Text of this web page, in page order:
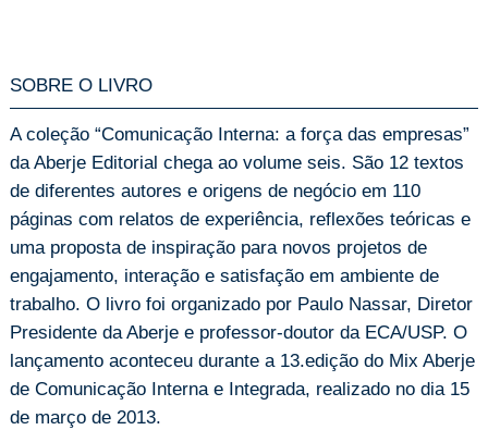
SOBRE O LIVRO
A coleção “Comunicação Interna: a força das empresas”
da Aberje Editorial chega ao volume seis. São 12 textos
de diferentes autores e origens de negócio em 110
páginas com relatos de experiência, reflexões teóricas e
uma proposta de inspiração para novos projetos de
engajamento, interação e satisfação em ambiente de
trabalho. O livro foi organizado por Paulo Nassar, Diretor
Presidente da Aberje e professor-doutor da ECA/USP. O
lançamento aconteceu durante a 13.edição do Mix Aberje
de Comunicação Interna e Integrada, realizado no dia 15
de março de 2013.